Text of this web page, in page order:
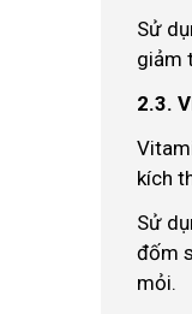
Sử
giảm
2.3.
kích
Sử
đốm
mỏi.